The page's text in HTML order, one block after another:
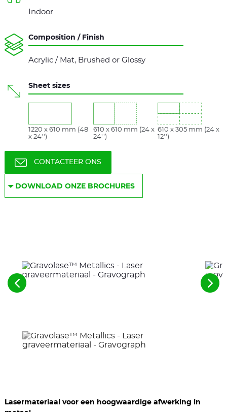
Indoor
Composition / Finish
Acrylic / Mat, Brushed or Glossy
Sheet sizes
1220 x 610 mm (48
x 24'')
610 x 610 mm (24 x
24'')
610 x 305 mm (24 x
12'')
CONTACTEER ONS
DOWNLOAD ONZE BROCHURES
Zie
de
Zie
de
Lasermateriaal voor een hoogwaardige afwerking in